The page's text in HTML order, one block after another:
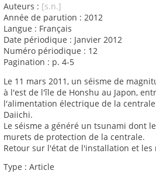
Auteurs : [s.n.]
Année de parution : 2012
Langue : Français
Date périodique : Janvier 2012
Numéro périodique : 12
Pagination : p. 4-5
Le 11 mars 2011, un séisme de
à l'est de l'île de Honshu au Japon,
l'alimentation électrique de la
Daiichi.
Le séisme a généré un tsunami dont
murets de protection de la centrale.
Retour sur l'état de l'installation et les
Type : Article